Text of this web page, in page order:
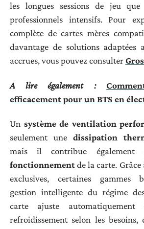
les longues sessions de jeu
professionnels intensifs. Pour
complète de cartes mères
davantage de solutions adaptées
accrues, vous pouvez consulter
A lire également :
efficacement pour un BTS en
Un système de ventilation
seulement une dissipation
mais il contribue
fonctionnementde la carte. Grâce
exclusives, certaines gammes
gestion intelligente du régime
carte ajuste
refroidissement selon les